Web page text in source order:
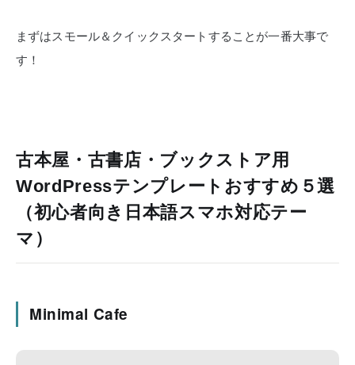
まずはスモール＆クイックスタートすることが一番大事で
す！
古本屋・古書店・ブックストア用
WordPressテンプレートおすすめ５選
（初心者向き日本語スマホ対応テー
マ）
Minimal Cafe